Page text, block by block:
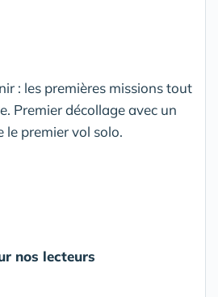
: les premières missions tout
Premier décollage avec un
le premier vol solo.
nos lecteurs